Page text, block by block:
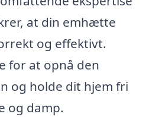
at din emhætte
og effektivt.
for at opnå den
og holde dit hjem fri
og damp.